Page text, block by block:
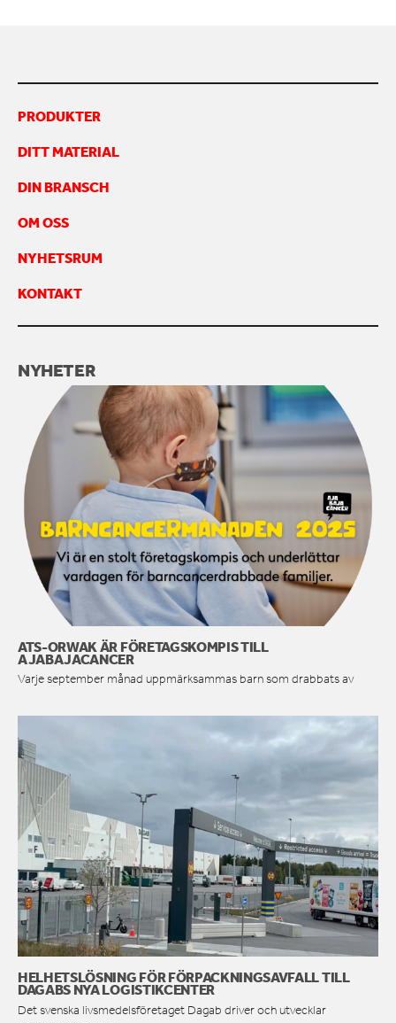
PRODUKTER
DITT MATERIAL
DIN BRANSCH
OM OSS
NYHETSRUM
KONTAKT
NYHETER
ATS-ORWAK ÄR FÖRETAGSKOMPIS TILL
AJABAJACANCER
Varje september månad uppmärksammas barn som drabbats av
HELHETSLÖSNING FÖR FÖRPACKNINGSAVFALL TILL
DAGABS NYA LOGISTIKCENTER
Det svenska livsmedelsföretaget Dagab driver och utvecklar